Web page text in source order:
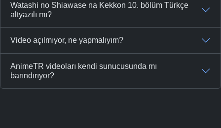
Watashi no Shiawase na Kekkon 10. bölüm Türkçe
altyazılı mı?
Video açılmıyor, ne yapmalıyım?
AnimeTR videoları kendi sunucusunda mı
barındırıyor?